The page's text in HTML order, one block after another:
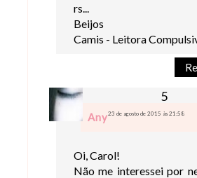
rs...
Beijos
Camis - Leitora
Any23 de agosto de 2015 às 21:58
Oi, Carol!
Não me interessei por